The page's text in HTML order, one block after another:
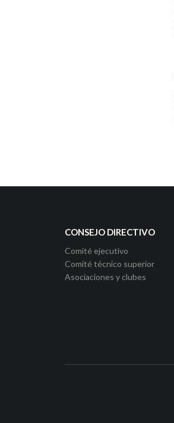
CONSEJO DIRECTIVO
Comité ejecutivo
Comité técnico superior
Asociaciones y clubes